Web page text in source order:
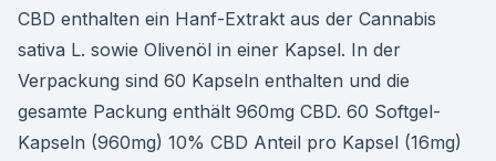
CBD enthalten ein Hanf-Extrakt aus der Cannabis
sativa L. sowie Olivenöl in einer Kapsel. In der
Verpackung sind 60 Kapseln enthalten und die
gesamte Packung enthält 960mg CBD. 60 Softgel-
Kapseln (960mg) 10% CBD Anteil pro Kapsel (16mg)